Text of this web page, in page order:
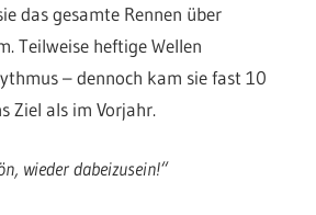
das gesamte Rennen über
Teilweise heftige Wellen
– dennoch kam sie fast 10
Ziel als im Vorjahr.
wieder dabeizusein!“